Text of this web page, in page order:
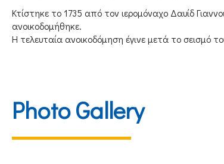
Κτίστηκε το 1735 από τον ιερομόναχο Δαυίδ
ανοικοδομήθηκε.
Η τελευταία ανοικοδόμηση έγινε μετά το σεισμό
Photo Gallery